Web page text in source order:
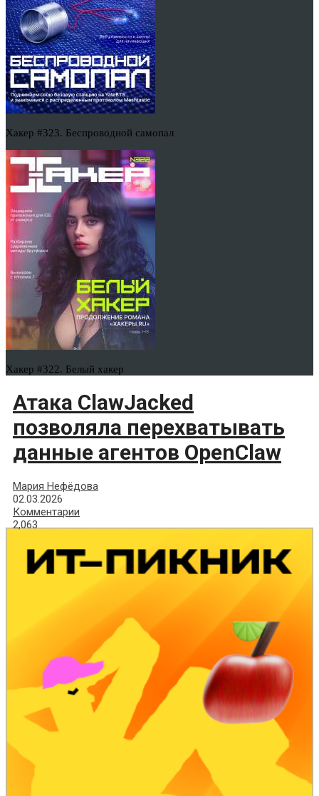
Хакер #323. Беспроводной самопал
Хакер #322. Белый хакер
Атака ClawJacked
позволяла перехватывать
данные агентов OpenClaw
Мария Нефёдова
02.03.2026
Комментарии
2,063